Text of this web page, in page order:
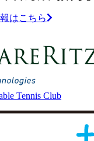
はこちら
Tennis Club